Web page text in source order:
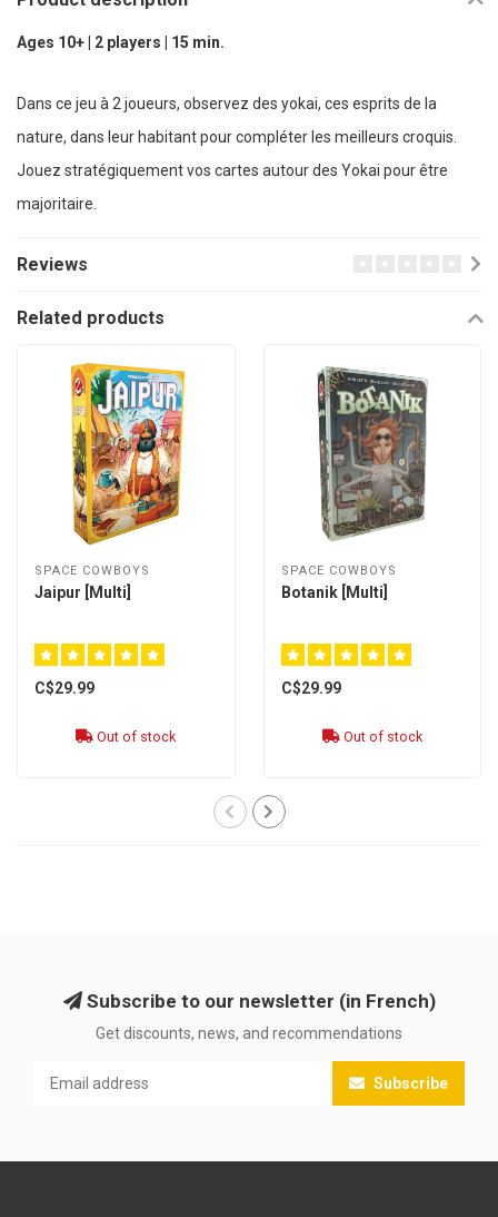
Ages 10+ | 2 players | 15 min.
Dans ce jeu à 2 joueurs, observez des yokai, ces esprits de la
nature, dans leur habitant pour compléter les meilleurs croquis.
Jouez stratégiquement vos cartes autour des Yokai pour être
majoritaire.
Reviews
Related products
SPACE COWBOYS
Jaipur [Multi]
C$29.99
Out of stock
SPACE COWBOYS
Botanik [Multi]
C$29.99
Out of stock
Subscribe to our newsletter (in French)
Get discounts, news, and recommendations
Subscribe